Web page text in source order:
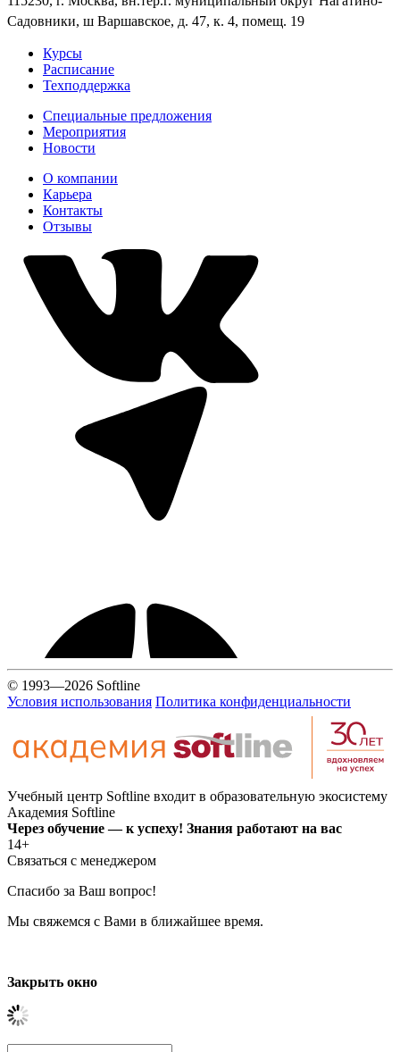
Садовники, ш Варшавское, д. 47, к. 4, помещ. 19
Курсы
Расписание
Техподдержка
Специальные предложения
Мероприятия
Новости
О компании
Карьера
Контакты
Отзывы
© 1993—2026 Softline
Условия использования Политика конфиденциальности
Учебный центр Softline входит в образовательную экосистему
Академия Softline
Через обучение — к успеху! Знания работают на вас
14+
Связаться с менеджером
Спасибо за Ваш вопрос!
Мы свяжемся с Вами в ближайшее время.
Закрыть окно